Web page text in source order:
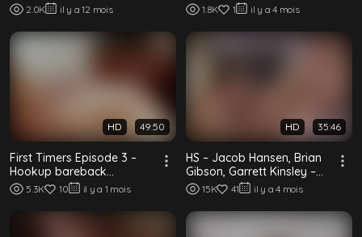
2.0K il y a 12 mois 1.8K 1 il y a 4 mois
HD 49:50
First Timers Episode 3 –
Hookup bareback
interracial entre minets
5.3K 10 il y a 1 mois
HD 35:46
HS – Jacob Hansen, Brian
Gibson, Garrett Kinsley –
La Maison du Lac : Épisode
Trois
15K 41 il y a 4 mois